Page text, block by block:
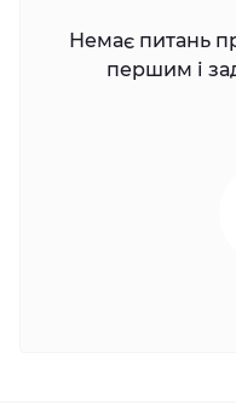
Немає питань
першим і